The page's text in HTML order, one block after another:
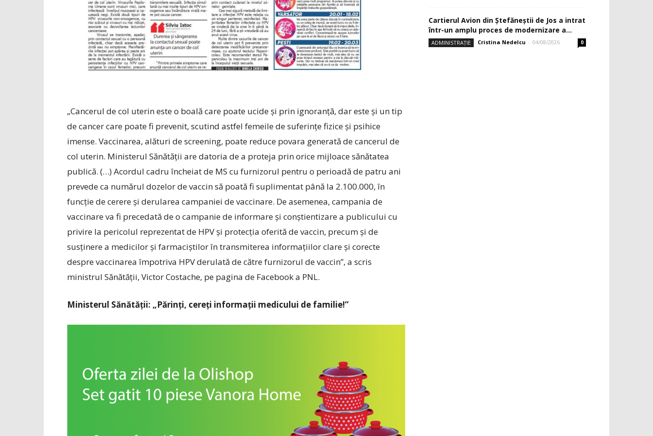
„Cancerul de col uterin este o boală care poate ucide și prin ignoranță, dar este și un tip
de cancer care poate fi prevenit, scutind astfel femeile de suferințe fizice și psihice
imense. Vaccinarea, alături de screening, poate reduce povara generată de cancerul de
col uterin. Ministerul Sănătății are datoria de a proteja prin orice mijloace sănătatea
publică. (…) Acordul cadru încheiat de MS cu furnizorul pentru o perioadă de patru ani
prevede ca numărul dozelor de vaccin să poată fi suplimentat până la 2.100.000, în
funcție de cerere și derularea campaniei de vaccinare. De asemenea, campania de
vaccinare va fi precedată de o campanie de informare și conștientizare a publicului cu
privire la pericolul reprezentat de HPV și protecția oferită de vaccin, precum și de
susținere a medicilor și farmaciștilor în transmiterea informațiilor clare și corecte
despre vaccinarea împotriva HPV derulată de către furnizorul de vaccin”, a scris
ministrul Sănătății, Victor Costache, pe pagina de Facebook a PNL.
Ministerul Sănătății: „Părinți, cereți informații medicului de familie!”
Cartierul Avion din Ştefăneştii de Jos a intrat
într-un amplu proces de modernizare a...
ADMINISTRAȚIE Cristina Nedelcu - 04/08/2026 0